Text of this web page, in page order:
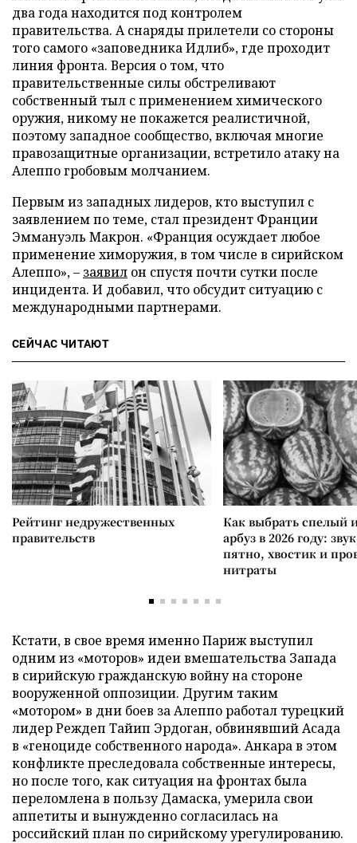
два года находится под контролем
правительства. А снаряды прилетели со стороны
того самого «заповедника Идлиб», где проходит
линия фронта. Версия о том, что
правительственные силы обстреливают
собственный тыл с применением химического
оружия, никому не покажется реалистичной,
поэтому западное сообщество, включая многие
правозащитные организации, встретило атаку на
Алеппо гробовым молчанием.
Первым из западных лидеров, кто выступил с
заявлением по теме, стал президент Франции
Эммануэль Макрон. «Франция осуждает любое
применение химоружия, в том числе в сирийском
Алеппо», – заявил он спустя почти сутки после
инцидента. И добавил, что обсудит ситуацию с
международными партнерами.
СЕЙЧАС ЧИТАЮТ
Рейтинг недружественных
правительств
Как выбрать спелый
арбуз в 2026 году:
пятно, хвостик и
нитраты
Кстати, в свое время именно Париж выступил
одним из «моторов» идеи вмешательства Запада
в сирийскую гражданскую войну на стороне
вооруженной оппозиции. Другим таким
«мотором» в дни боев за Алеппо работал турецкий
лидер Реждеп Тайип Эрдоган, обвинявший Асада
в «геноциде собственного народа». Анкара в этом
конфликте преследовала собственные интересы,
но после того, как ситуация на фронтах была
переломлена в пользу Дамаска, умерила свои
аппетиты и вынужденно согласилась на
российский план по сирийскому урегулированию.